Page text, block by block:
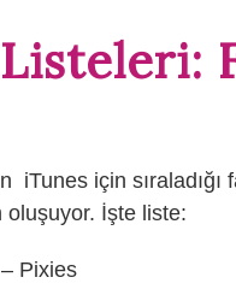
iTunes için
oluşuyor. İşte liste:
Pixies